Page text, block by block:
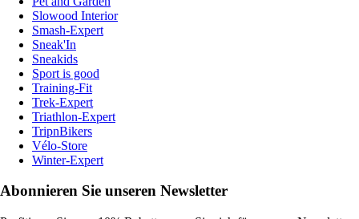
Slowood Interior
Smash-Expert
Sneak'In
Sneakids
Sport is good
Training-Fit
Trek-Expert
Triathlon-Expert
TripnBikers
Vélo-Store
Winter-Expert
Abonnieren Sie unseren Newsletter